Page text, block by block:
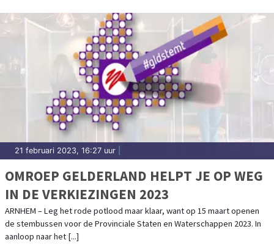
21 februari 2023, 16:27 uur
OMROEP GELDERLAND HELPT JE OP WEG
IN DE VERKIEZINGEN 2023
ARNHEM – Leg het rode potlood maar klaar, want op 15 maart openen
de stembussen voor de Provinciale Staten en Waterschappen 2023. In
aanloop naar het [...]